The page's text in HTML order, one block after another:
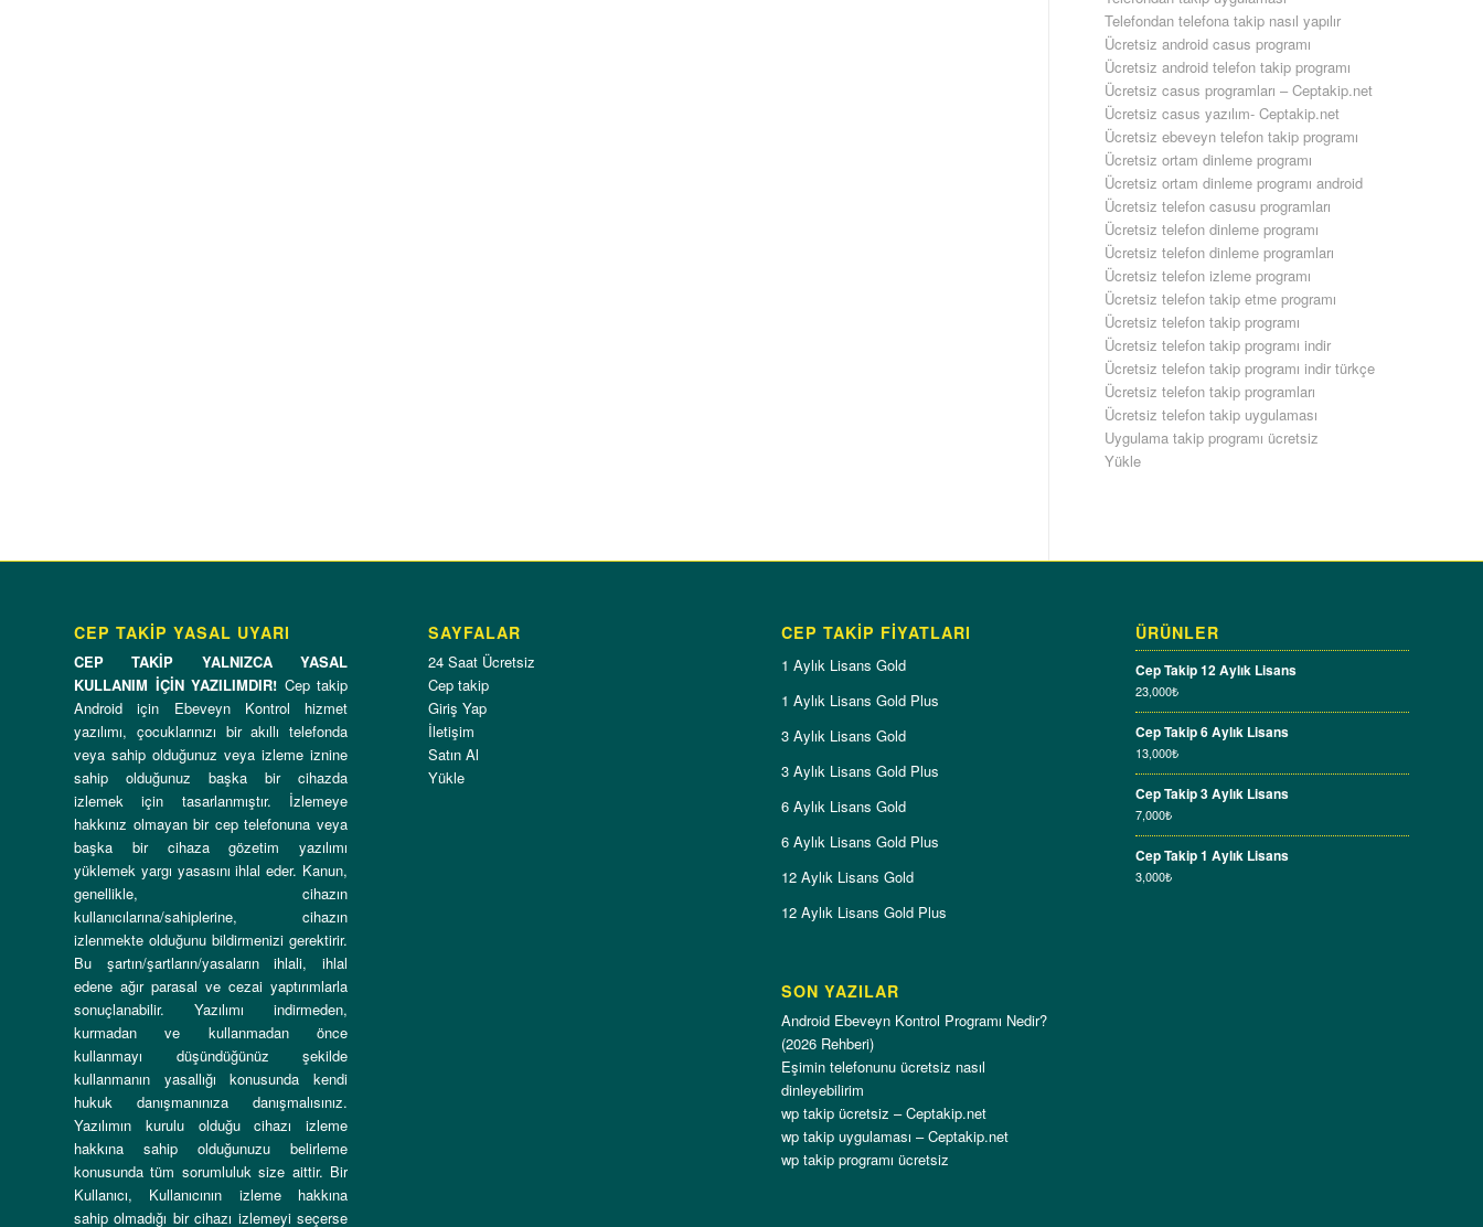
Telefondan telefona takip nasıl yapılır
Ücretsiz android casus programı
Ücretsiz android telefon takip programı
Ücretsiz casus programları – Ceptakip.net
Ücretsiz casus yazılım- Ceptakip.net
Ücretsiz ebeveyn telefon takip programı
Ücretsiz ortam dinleme programı
Ücretsiz ortam dinleme programı android
Ücretsiz telefon casusu programları
Ücretsiz telefon dinleme programı
Ücretsiz telefon dinleme programları
Ücretsiz telefon izleme programı
Ücretsiz telefon takip etme programı
Ücretsiz telefon takip programı
Ücretsiz telefon takip programı indir
Ücretsiz telefon takip programı indir türkçe
Ücretsiz telefon takip programları
Ücretsiz telefon takip uygulaması
Uygulama takip programı ücretsiz
Yükle
CEP TAKİP YASAL UYARI
CEP TAKİP YALNIZCA YASAL
KULLANIM İÇİN YAZILIMDIR! Cep takip
Android için Ebeveyn Kontrol hizmet
yazılımı, çocuklarınızı bir akıllı telefonda
veya sahip olduğunuz veya izleme iznine
sahip olduğunuz başka bir cihazda
izlemek için tasarlanmıştır. İzlemeye
hakkınız olmayan bir cep telefonuna veya
başka bir cihaza gözetim yazılımı
yüklemek yargı yasasını ihlal eder. Kanun,
genellikle, cihazın
kullanıcılarına/sahiplerine, cihazın
izlenmekte olduğunu bildirmenizi gerektirir.
Bu şartın/şartların/yasaların ihlali, ihlal
edene ağır parasal ve cezai yaptırımlarla
sonuçlanabilir. Yazılımı indirmeden,
kurmadan ve kullanmadan önce
kullanmayı düşündüğünüz şekilde
kullanmanın yasallığı konusunda kendi
hukuk danışmanınıza danışmalısınız.
Yazılımın kurulu olduğu cihazı izleme
hakkına sahip olduğunuzu belirleme
konusunda tüm sorumluluk size aittir. Bir
Kullanıcı, Kullanıcının izleme hakkına
sahip olmadığı bir cihazı izlemeyi seçerse
SAYFALAR
24 Saat Ücretsiz
Cep takip
Giriş Yap
İletişim
Satın Al
Yükle
CEP TAKİP FİYATLARI
1 Aylık Lisans Gold
1 Aylık Lisans Gold Plus
3 Aylık Lisans Gold
3 Aylık Lisans Gold Plus
6 Aylık Lisans Gold
6 Aylık Lisans Gold Plus
12 Aylık Lisans Gold
12 Aylık Lisans Gold Plus
SON YAZILAR
Android Ebeveyn Kontrol Programı Nedir?
(2026 Rehberi)
Eşimin telefonunu ücretsiz nasıl
dinleyebilirim
wp takip ücretsiz – Ceptakip.net
wp takip uygulaması – Ceptakip.net
wp takip programı ücretsiz
ÜRÜNLER
Cep Takip 12 Aylık Lisans
23,000₺
Cep Takip 6 Aylık Lisans
13,000₺
Cep Takip 3 Aylık Lisans
7,000₺
Cep Takip 1 Aylık Lisans
3,000₺